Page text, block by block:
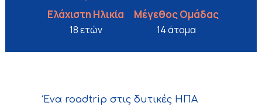
Ελάχιστη Ηλικία
18 ετών
Μέγεθος Ομάδας
14 άτομα
Ένα roadtrip στις δυτικές ΗΠΑ